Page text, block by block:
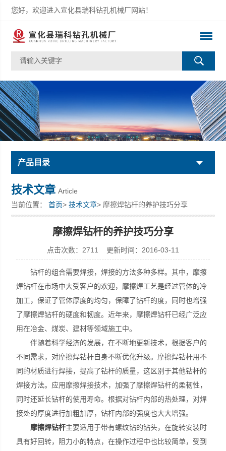
您好，欢迎进入宣化县瑞科钻孔机械厂网站！
宣化县瑞科钻孔机械厂
产品目录
技术文章 Article
当前位置：首页>技术文章> 摩擦焊钻杆的养护技巧分享
摩擦焊钻杆的养护技巧分享
点击次数：2711 更新时间：2016-03-11
钻杆的组合需要焊接，焊接的方法多种多样。其中，摩擦
焊钻杆在市场中大受客户的欢迎，摩擦焊工艺是经过管体的冷
加工，保证了管体厚度的均匀，保障了钻杆的度，同时也增强
了摩擦焊钻杆的硬度和韧度。近年来，摩擦焊钻杆已经广泛应
用在冶金、煤炭、建材等领域施工中。
伴随着科学经济的发展，在不断地更新技术，根据客户的
不同需求，对摩擦焊钻杆自身不断优化升级。摩擦焊钻杆用不
同的材质进行焊接，提高了钻杆的质量，这区别于其他钻杆的
焊接方法。应用摩擦焊接技术，加强了摩擦焊钻杆的柔韧性，
同时还延长钻杆的使用寿命。根据对钻杆内部的热处理，对焊
接处的厚度进行加粗加厚，钻杆内部的强度也大大增强。
摩擦焊钻杆主要适用于带有螺纹钻的钻头，在旋转安装时
具有好回转，阻力小的特点，在操作过程中也比较简单，受到